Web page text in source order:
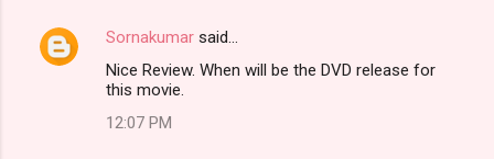
Sornakumar said…
Nice Review. When will be the DVD release for
this movie.
12:07 PM